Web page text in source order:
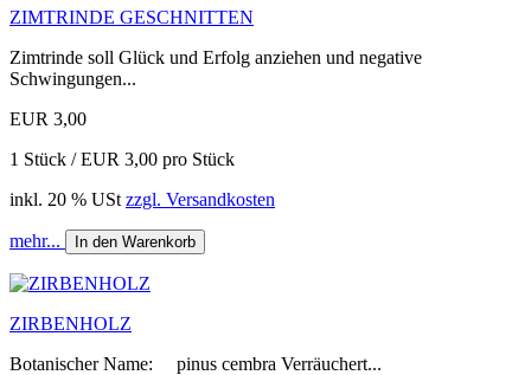
ZIMTRINDE GESCHNITTEN
Zimtrinde soll Glück und Erfolg anziehen und negative
Schwingungen...
EUR 3,00
1 Stück / EUR 3,00 pro Stück
inkl. 20 % USt zzgl. Versandkosten
mehr... In den Warenkorb
ZIRBENHOLZ
Botanischer Name: pinus cembra Verräuchert...